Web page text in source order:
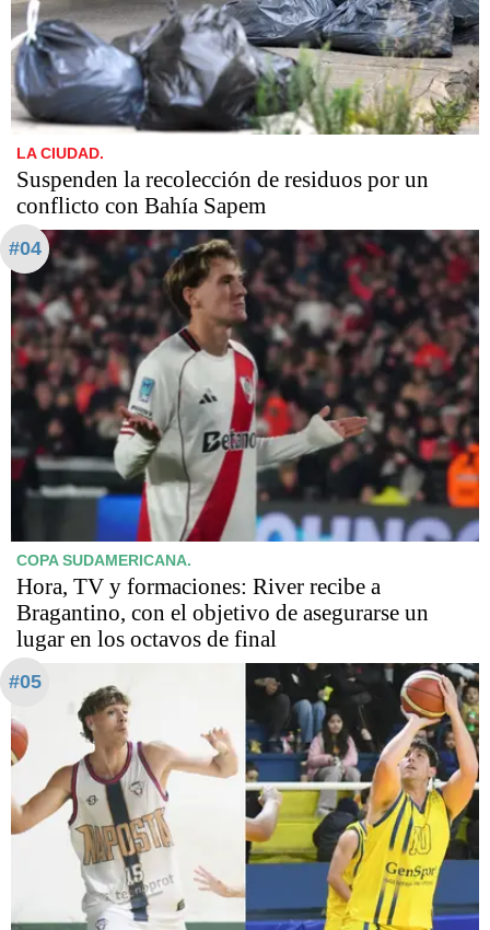
LA CIUDAD.
Suspenden la recolección de residuos por un
conflicto con Bahía Sapem
#04
COPA SUDAMERICANA.
Hora, TV y formaciones: River recibe a
Bragantino, con el objetivo de asegurarse un
lugar en los octavos de final
#05